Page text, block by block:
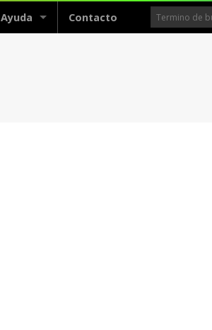
Ayuda Contacto